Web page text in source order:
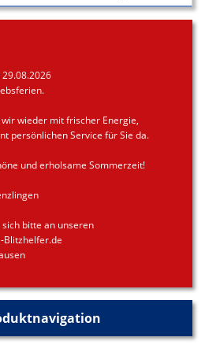
wieder mit frischer Energie,
persönlichen Service für Sie da.
und erholsame Sommerzeit!
bitte an unseren
Blitzhelfer.de